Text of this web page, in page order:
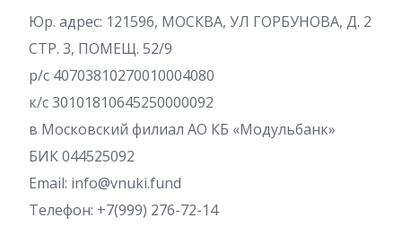
Юр. адрес: 121596, МОСКВА, УЛ ГОРБУНОВА, Д. 2
СТР. 3, ПОМЕЩ. 52/9
р/c 40703810270010004080
к/с 30101810645250000092
в Московский филиал АО КБ «Модульбанк»
БИК 044525092
Email: info@vnuki.fund
Телефон: +7(999) 276-72-14